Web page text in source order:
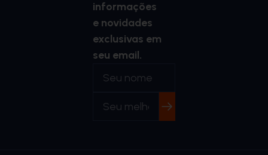
informações
e novidades
exclusivas em
seu email.